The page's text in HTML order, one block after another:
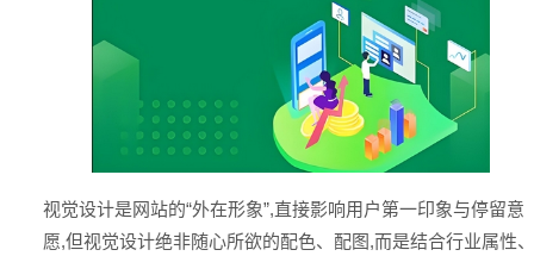
视觉设计是网站的“外在形象”,直接影响用户第一印象与停留意
愿,但视觉设计绝非随心所欲的配色、配图,而是结合行业属性、